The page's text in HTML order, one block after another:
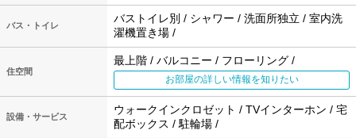
バス・トイレ
バストイレ別 / シャワー / 洗面所独立 / 室内洗
濯機置き場 /
住空間
最上階 / バルコニー / フローリング /
お部屋の詳しい情報を知りたい
設備・サービス
ウォークインクロゼット / TVインターホン / 宅
配ボックス / 駐輪場 /